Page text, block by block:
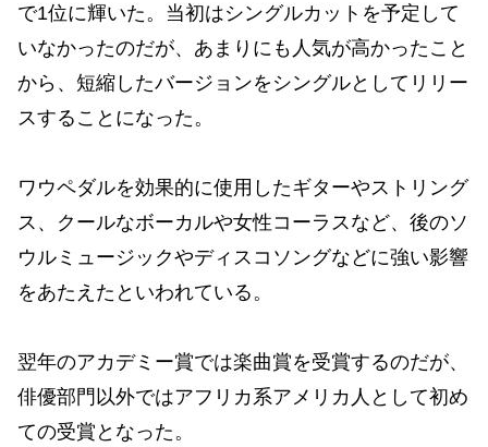
で1位に輝いた。当初はシングルカットを予定して
いなかったのだが、あまりにも人気が高かったこと
から、短縮したバージョンをシングルとしてリリー
スすることになった。
ワウペダルを効果的に使用したギターやストリング
ス、クールなボーカルや女性コーラスなど、後のソ
ウルミュージックやディスコソングなどに強い影響
をあたえたといわれている。
翌年のアカデミー賞では楽曲賞を受賞するのだが、
俳優部門以外ではアフリカ系アメリカ人として初め
ての受賞となった。